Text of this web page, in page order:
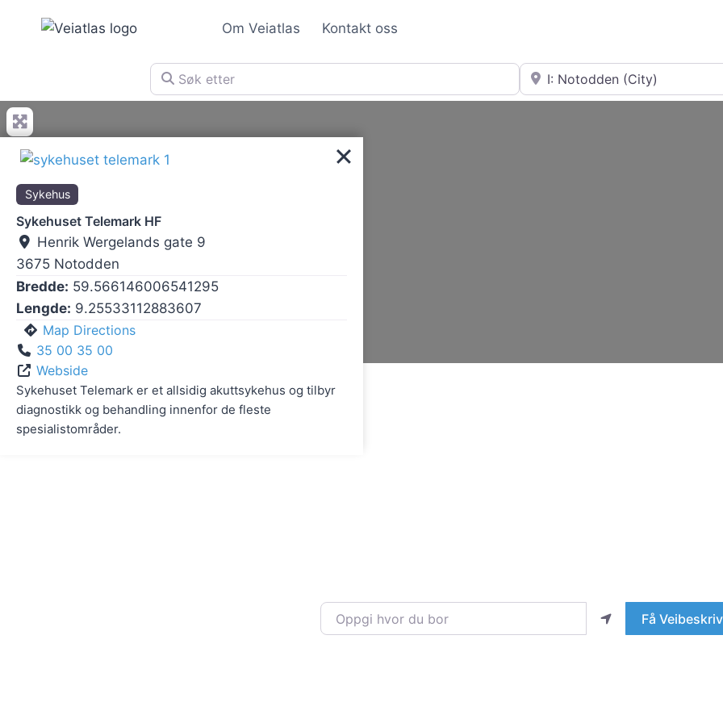
Om Veiatlas Kontakt oss
Søk etter Nær
Oppgi hvor du bor Få
Sykehus
Sykehuset Telemark HF
Henrik Wergelands gate 9
3675 Notodden
Bredde: 59.566146006541295
Lengde: 9.25533112883607
Map Directions
35 00 35 00
Webside
Sykehuset Telemark er et allsidig akuttsykehus og tilbyr
diagnostikk og behandling innenfor de fleste
spesialistområder.